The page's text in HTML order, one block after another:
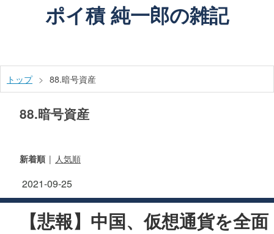
ポイ積 純一郎の雑記
トップ > 88.暗号資産
88.暗号資産
新着順 人気順
2021-09-25
【悲報】中国、仮想通貨を全面